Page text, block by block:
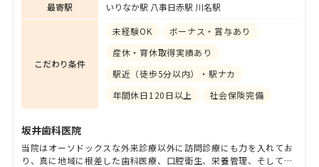
最寄駅
いりなか駅 八事日赤駅 川名駅
こだわり条件
未経験OK
ボーナス・賞与あり
産休・育休取得実績あり
駅近（徒歩5分以内）・駅ナカ
年間休日120日以上
社会保険完備
坂井歯科医院
当院はオーソドックスな外来診療以外に訪問診療にも力を入れてお
り、真に地域に根差した歯科医療、口腔衛生、栄養管理、そして歯